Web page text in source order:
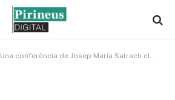
Una conferència de Josep Maria Salrach clourà les activitats de commemoració del centenari de la mort de Miret i Sans